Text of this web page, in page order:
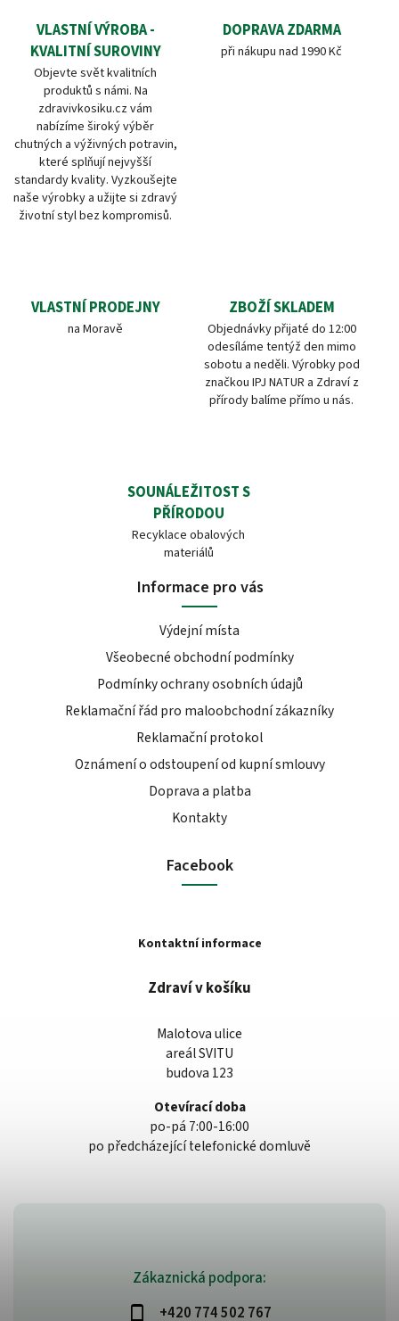
VLASTNÍ VÝROBA -
KVALITNÍ SUROVINY
Objevte svět kvalitních
produktů s námi. Na
zdravivkosiku.cz vám
nabízíme široký výběr
chutných a výživných potravin,
které splňují nejvyšší
standardy kvality. Vyzkoušejte
naše výrobky a užijte si zdravý
životní styl bez kompromisů.
DOPRAVA ZDARMA
při nákupu nad 1990 Kč
VLASTNÍ PRODEJNY
na Moravě
ZBOŽÍ SKLADEM
Objednávky přijaté do 12:00
odesíláme tentýž den mimo
sobotu a neděli. Výrobky pod
značkou IPJ NATUR a Zdraví z
přírody balíme přímo u nás.
SOUNÁLEŽITOST S
PŘÍRODOU
Recyklace obalových
materiálů
Zákaznická podpora:
+420 774 502 767
Informace pro vás
Výdejní místa
Všeobecné obchodní podmínky
Podmínky ochrany osobních údajů
Reklamační řád pro maloobchodní zákazníky
Reklamační protokol
Oznámení o odstoupení od kupní smlouvy
Doprava a platba
Kontakty
Facebook
Kontaktní informace
Zdraví v košíku
Malotova ulice
areál SVITU
budova 123
Otevírací doba
po-pá 7:00-16:00
po předcházející telefonické domluvě